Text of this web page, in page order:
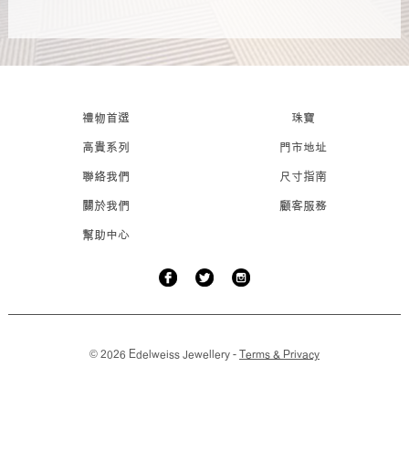
禮物首選 珠寶
高貴系列 門市地址
聯絡我們 尺寸指南
關於我們 顧客服務
幫助中心
© 2026 Edelweiss Jewellery - Terms & Privacy